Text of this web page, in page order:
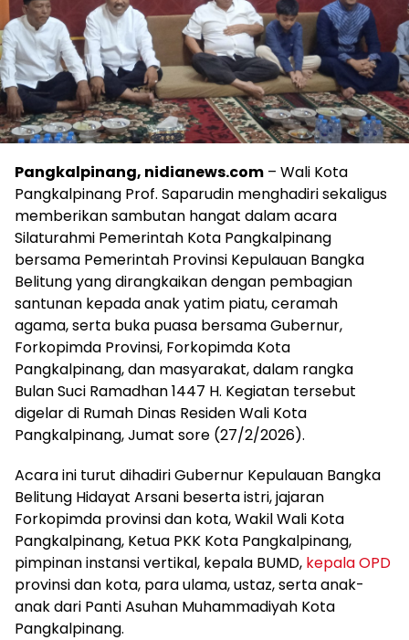
Pangkalpinang, nidianews.com – Wali Kota
Pangkalpinang Prof. Saparudin menghadiri sekaligus
memberikan sambutan hangat dalam acara
Silaturahmi Pemerintah Kota Pangkalpinang
bersama Pemerintah Provinsi Kepulauan Bangka
Belitung yang dirangkaikan dengan pembagian
santunan kepada anak yatim piatu, ceramah
agama, serta buka puasa bersama Gubernur,
Forkopimda Provinsi, Forkopimda Kota
Pangkalpinang, dan masyarakat, dalam rangka
Bulan Suci Ramadhan 1447 H. Kegiatan tersebut
digelar di Rumah Dinas Residen Wali Kota
Pangkalpinang, Jumat sore (27/2/2026).
Acara ini turut dihadiri Gubernur Kepulauan Bangka
Belitung Hidayat Arsani beserta istri, jajaran
Forkopimda provinsi dan kota, Wakil Wali Kota
Pangkalpinang, Ketua PKK Kota Pangkalpinang,
pimpinan instansi vertikal, kepala BUMD, kepala OPD
provinsi dan kota, para ulama, ustaz, serta anak-
anak dari Panti Asuhan Muhammadiyah Kota
Pangkalpinang.